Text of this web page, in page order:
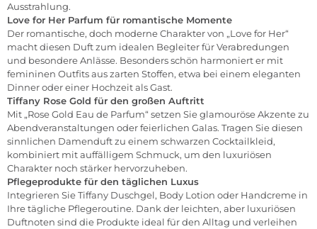
Ausstrahlung.
Love for Her Parfum für romantische Momente
Der romantische, doch moderne Charakter von „Love for Her“
macht diesen Duft zum idealen Begleiter für Verabredungen
und besondere Anlässe. Besonders schön harmoniert er mit
femininen Outfits aus zarten Stoffen, etwa bei einem eleganten
Dinner oder einer Hochzeit als Gast.
Tiffany Rose Gold für den großen Auftritt
Mit „Rose Gold Eau de Parfum“ setzen Sie glamouröse Akzente zu
Abendveranstaltungen oder feierlichen Galas. Tragen Sie diesen
sinnlichen Damenduft zu einem schwarzen Cocktailkleid,
kombiniert mit auffälligem Schmuck, um den luxuriösen
Charakter noch stärker hervorzuheben.
Pflegeprodukte für den täglichen Luxus
Integrieren Sie Tiffany Duschgel, Body Lotion oder Handcreme in
Ihre tägliche Pflegeroutine. Dank der leichten, aber luxuriösen
Duftnoten sind die Produkte ideal für den Alltag und verleihen